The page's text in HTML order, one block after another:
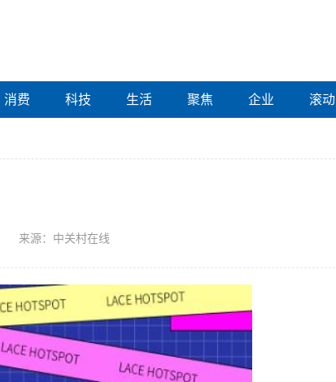
消费 科技 生活 聚焦 企业 滚动
来源：中关村在线